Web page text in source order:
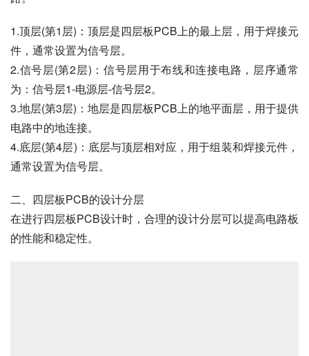
1.顶层(第1层)：顶层是四层板PCB上的最上层，用于焊接元
件，通常设置为信号层。
2.信号层(第2层)：信号层用于布线和连接电路，层序通常
为：信号层1-电源层-信号层2。
3.地层(第3层)：地层是四层板PCB上的地平面层，用于提供
电路中的地连接。
4.底层(第4层)：底层与顶层相对应，用于组装和焊接元件，
通常设置为信号层。
二、四层板PCB的设计分层
在进行四层板PCB设计时，合理的设计分层可以提高电路板
的性能和稳定性。